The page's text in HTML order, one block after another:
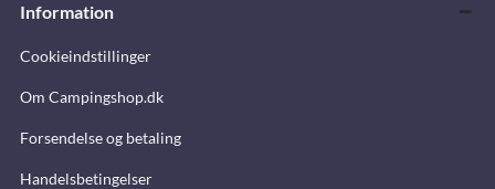
Information
Cookieindstillinger
Om Campingshop.dk
Forsendelse og betaling
Handelsbetingelser